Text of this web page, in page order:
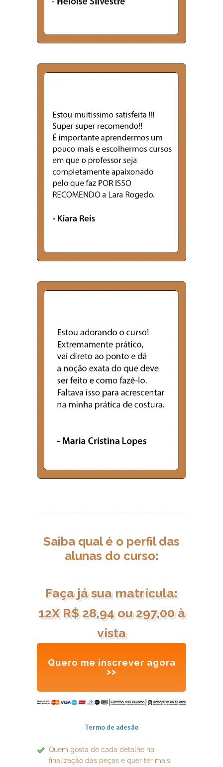
Saiba qual é o perfil das
alunas do curso:
Faça já sua matrícula:
12X R$ 28,94 ou 297,00 à
vista
Quero me inscrever agora
>>
Termo de adesão
Quem gosta de cada detalhe na
finalização das peças e quer ter mais